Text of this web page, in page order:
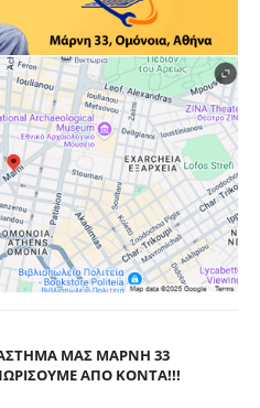
ΜΑΣ ΜΑΡΝΗ 33
ΑΠΟ ΚΟΝΤΑ!!!